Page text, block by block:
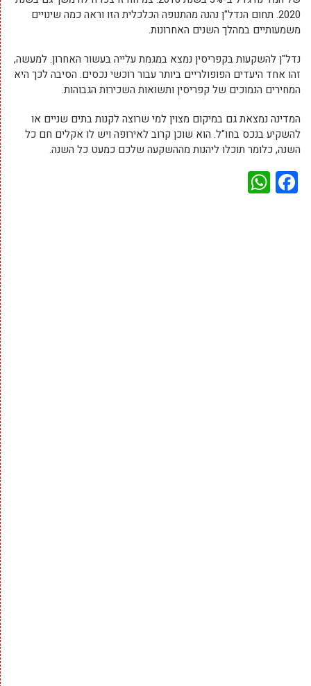
2020. תחום הנדל"ן נהנה מהתנופה הכלכלית הזו וראה כמה שינויים
משמעותיים במהלך השנים האחרונות.
נדל"ן להשקעות בקפריסין נמצא במגמת עלייה בעשור האחרון. למעשה,
זהו אחד היעדים הפופולריים ביותר עבור רוכשי נכסים. הסיבה לכך היא
המחירים הנמוכים של קפריסין ותשואות השכירות הגבוהות.
המדינה נמצאת גם במיקום מצוין למי שרוצה לקנות בתים שניים או
להשקיע בנכס בחו"ל. הוא שוכן קרוב לאירופה ויש לו אקלים חם כל
השנה, כלומר תוכלו ליהנות מההשקעה שלכם כמעט כל השנה.
Facebook